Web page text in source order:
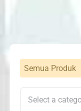
Semua Produk